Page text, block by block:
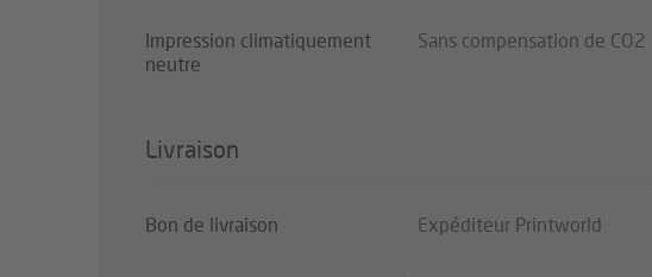
Impression climatiquement
neutre
Sans compensation de CO2
Livraison
Bon de livraison Expéditeur Printworld